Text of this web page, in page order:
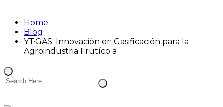
Home
Blog
YT·GAS: Innovación en Gasificación para la
Agroindustria Frutícola